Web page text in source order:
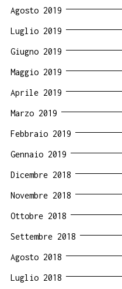
Agosto 2019
Luglio 2019
Giugno 2019
Maggio 2019
Aprile 2019
Marzo 2019
Febbraio 2019
Gennaio 2019
Dicembre 2018
Novembre 2018
Ottobre 2018
Settembre 2018
Agosto 2018
Luglio 2018